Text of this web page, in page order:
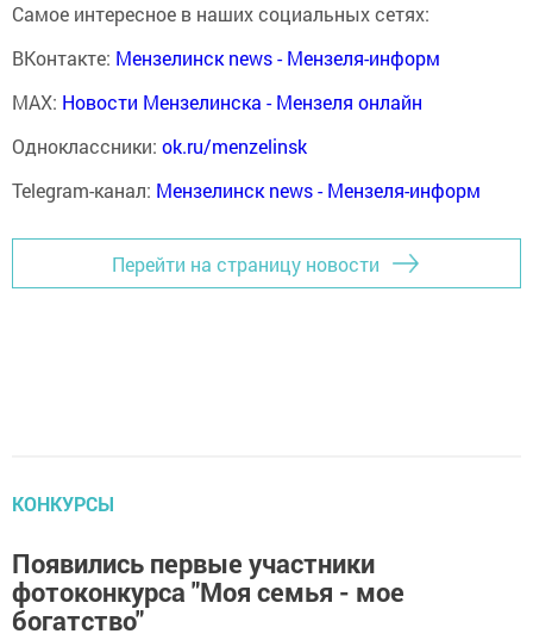
Самое интересное в наших социальных сетях:
ВКонтакте: Мензелинск news - Мензеля-информ
MAX: Новости Мензелинска - Мензеля онлайн
Одноклассники: ok.ru/menzelinsk
Telegram-канал: Мензелинск news - Мензеля-информ
Перейти на страницу новости
КОНКУРСЫ
Появились первые участники
фотоконкурса "Моя семья - мое
богатство"